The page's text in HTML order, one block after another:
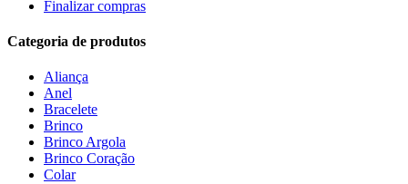
Finalizar compras
Categoria de produtos
Aliança
Anel
Bracelete
Brinco
Brinco Argola
Brinco Coração
Colar